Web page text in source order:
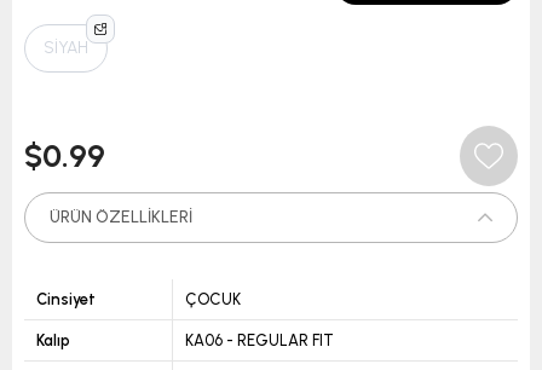
SİYAH
$0.99
ÜRÜN ÖZELLIKLERI
Cinsiyet ÇOCUK
Kalıp KA06 - REGULAR FIT